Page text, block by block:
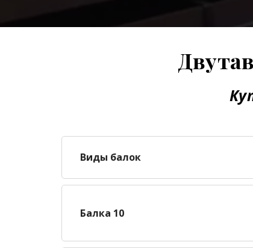
Виды балок
Балка 10